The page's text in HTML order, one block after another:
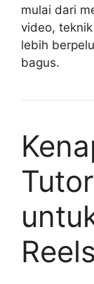
mulai dari
video,
lebih
bagus.